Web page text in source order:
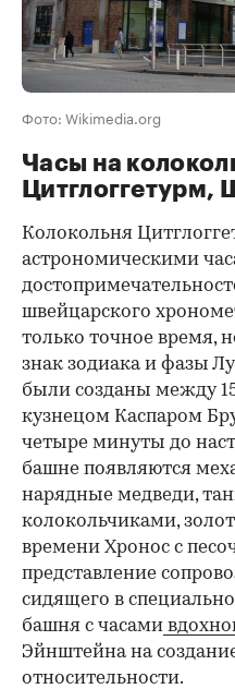
Фото: Wikimedia.org
Часы на
Цитглоггетурм,
Колокольня
астрономическими
швейцарского
только точное время,
знак зодиака и фазы
были созданы между
кузнецом Каспаром
четыре минуты до
башне появляются
нарядные медведи,
колокольчиками,
времени Хронос с
представление
сидящего в
башня с часами
Эйнштейна на
относительности.